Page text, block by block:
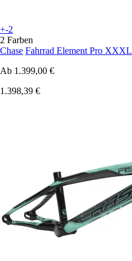
+-2
2 Farben
Chase Fahrrad Element Pro XXXL
Ab 1.399,00 €
1.398,39 €